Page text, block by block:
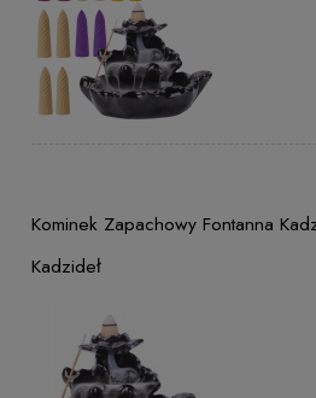
Kominek Zapachowy Fontanna
Kadzideł